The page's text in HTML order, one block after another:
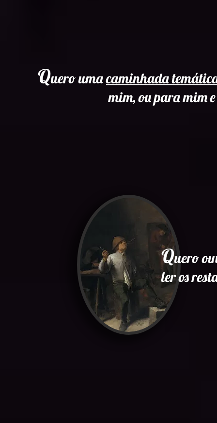
Quero umacaminhada
mim, ou para mim
Quero
ler os